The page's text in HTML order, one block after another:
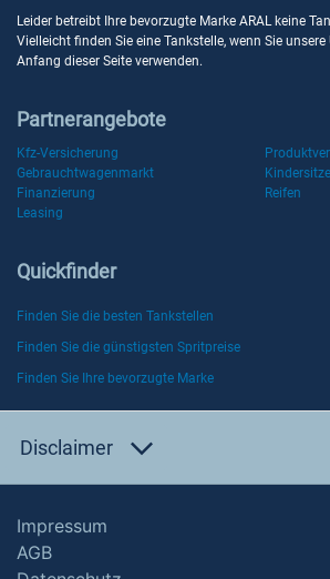
Leider betreibt Ihre bevorzugte Marke ARAL keine
Vielleicht finden Sie eine Tankstelle, wenn Sie
Anfang dieser Seite verwenden.
Partnerangebote
Kfz-Versicherung
Gebrauchtwagenmarkt
Kindersitze
Finanzierung
Reifen
Leasing
Quickfinder
Finden Sie die besten Tankstellen
Finden Sie die günstigsten Spritpreise
Finden Sie Ihre bevorzugte Marke
Disclaimer
Impressum
AGB